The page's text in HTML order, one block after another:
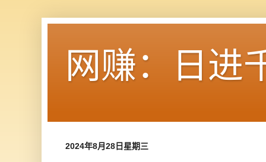
网赚：日进
2024年8月28日星期三